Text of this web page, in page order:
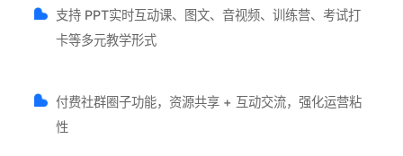
支持 PPT实时互动课、图文、音视频、训练营、考试打
卡等多元教学形式
付费社群圈子功能，资源共享 + 互动交流，强化运营粘
性